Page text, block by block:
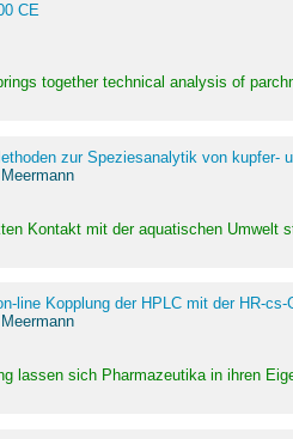
CE
together technical analysis of
zur Speziesanalytik von kupfer-
Kontakt mit der aquatischen Umwelt
line Kopplung der HPLC mit der HR-
lassen sich Pharmazeutika in ihren